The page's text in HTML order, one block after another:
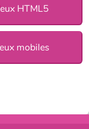
HTML5
mobiles